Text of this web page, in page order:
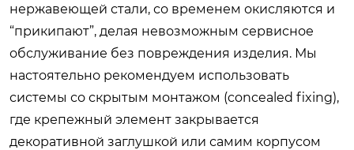
нержавеющей стали, со временем окисляются и
“прикипают”, делая невозможным сервисное
обслуживание без повреждения изделия. Мы
настоятельно рекомендуем использовать
системы со скрытым монтажом (concealed fixing),
где крепежный элемент закрывается
декоративной заглушкой или самим корпусом